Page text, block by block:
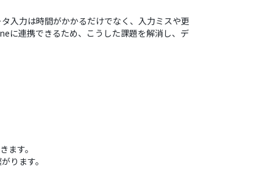
入力は時間がかかるだけでなく、入力ミスや更
に連携できるため、こうした課題を解消し、デ
ます。
ります。